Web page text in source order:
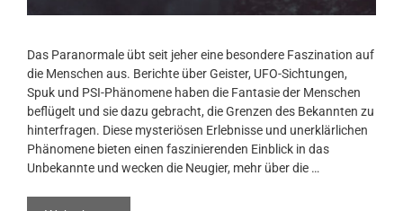
Das Paranormale übt seit jeher eine besondere Faszination auf
die Menschen aus. Berichte über Geister, UFO-Sichtungen,
Spuk und PSI-Phänomene haben die Fantasie der Menschen
beflügelt und sie dazu gebracht, die Grenzen des Bekannten zu
hinterfragen. Diese mysteriösen Erlebnisse und unerklärlichen
Phänomene bieten einen faszinierenden Einblick in das
Unbekannte und wecken die Neugier, mehr über die …